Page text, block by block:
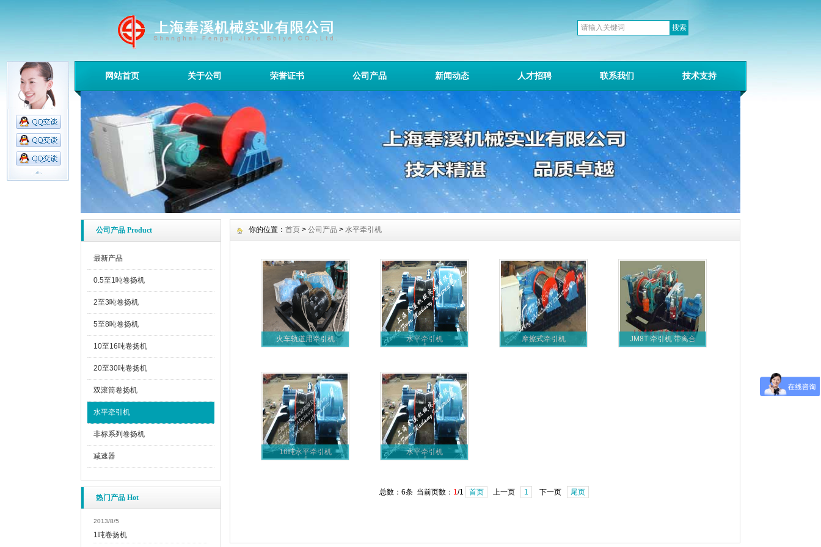
网站首页 关于公司 荣誉证书 公司产品 新闻动态 人才招聘 联系我们 技术支持
公司产品 Product
最新产品
0.5至1吨卷扬机
2至3吨卷扬机
5至8吨卷扬机
10至16吨卷扬机
20至30吨卷扬机
双滚筒卷扬机
水平牵引机
非标系列卷扬机
减速器
热门产品 Hot
2013/8/5
1吨卷扬机
你的位置： 首页 > 公司产品 > 水平牵引机
火车轨道用牵引机 水平牵引机 摩擦式牵引机 JM8T 牵引机 带离合
16吨水平牵引机 水平牵引机
总数：6条 当前页数： 1/1 首页 上一页 1 下一页 尾页